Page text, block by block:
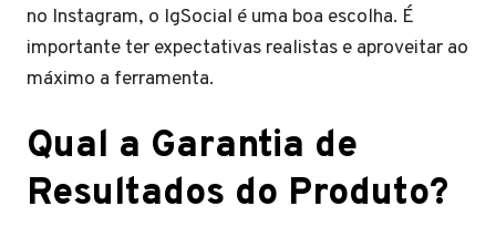
no Instagram, o IgSocial é uma boa escolha. É
importante ter expectativas realistas e aproveitar ao
máximo a ferramenta.
Qual a Garantia de
Resultados do Produto?